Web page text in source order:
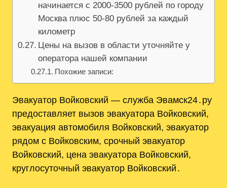
начинается с 2000-3500 рублей по городу
Москва плюс 50-80 рублей за каждый
километр
Цены на вызов в области уточняйте у
оператора нашей компании
Похожие записи:
Эвакуатор Войковский — служба Эвамск24․ру
предоставляет вызов эвакуатора Войковский,
эвакуация автомобиля Войковский, эвакуатор
рядом с Войковским, срочный эвакуатор
Войковский, цена эвакуатора Войковский,
круглосуточный эвакуатор Войковский․